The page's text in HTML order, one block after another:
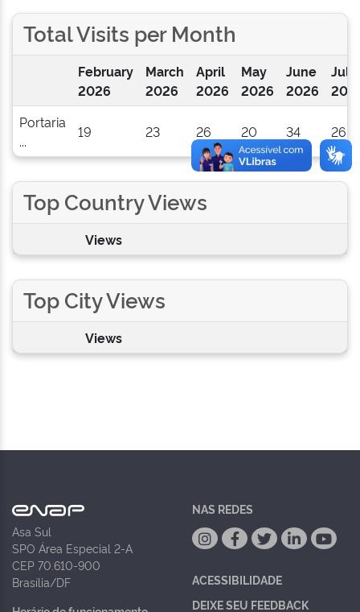
Total Visits per Month
February
2026
March
2026
April
2026
May
2026
June
2026
July
Portaria
...
19 23 26 20 34 26
Top Country Views
Views
Top City Views
Views
Asa Sul
SPO Área Especial 2-A
CEP 70.610-900
Brasília/DF
NAS REDES
ACESSIBILIDADE
DEIXE SEU FEEDBACK